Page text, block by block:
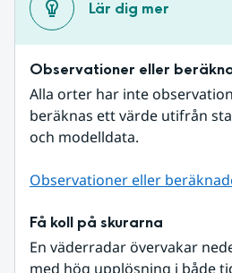
Lär dig mer
Observationer eller
Alla orter har inte
beräknas ett värde utifrån
och modelldata.
Observationer eller
Få koll på skurarna
En väderradar övervakar
med hög upplösning i både